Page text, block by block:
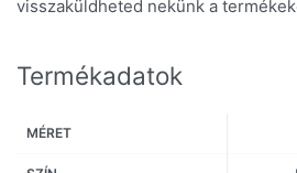
visszaküldheted nekünk a
Termékadatok
MÉRET